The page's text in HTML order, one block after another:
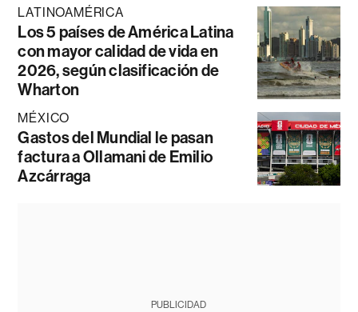
LATINOAMÉRICA
Los 5 países de América Latina
con mayor calidad de vida en
2026, según clasificación de
Wharton
MÉXICO
Gastos del Mundial le pasan
factura a Ollamani de Emilio
Azcárraga
PUBLICIDAD